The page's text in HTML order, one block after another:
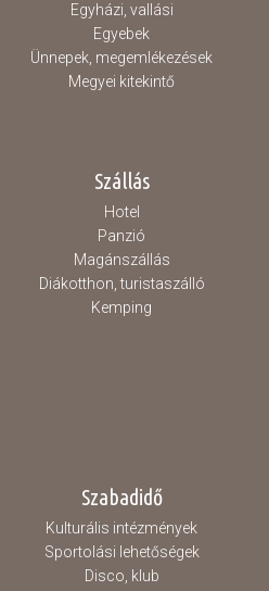
Egyházi, vallási
Egyebek
Ünnepek, megemlékezések
Megyei kitekintő
Szállás
Hotel
Panzió
Magánszállás
Diákotthon, turistaszálló
Kemping
Szabadidő
Kulturális intézmények
Sportolási lehetőségek
Disco, klub